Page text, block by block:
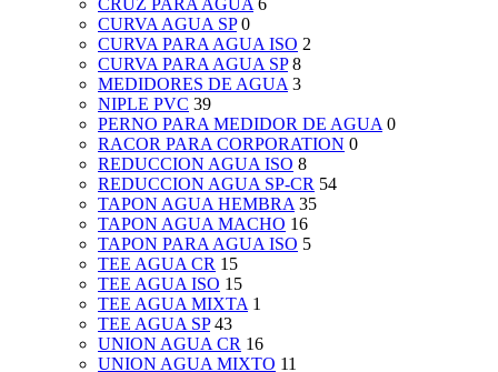
CURVA AGUA SP 0
CURVA PARA AGUA ISO 2
CURVA PARA AGUA SP 8
MEDIDORES DE AGUA 3
NIPLE PVC 39
PERNO PARA MEDIDOR DE AGUA 0
RACOR PARA CORPORATION 0
REDUCCION AGUA ISO 8
REDUCCION AGUA SP-CR 54
TAPON AGUA HEMBRA 35
TAPON AGUA MACHO 16
TAPON PARA AGUA ISO 5
TEE AGUA CR 15
TEE AGUA ISO 15
TEE AGUA MIXTA 1
TEE AGUA SP 43
UNION AGUA CR 16
UNION AGUA MIXTO 11